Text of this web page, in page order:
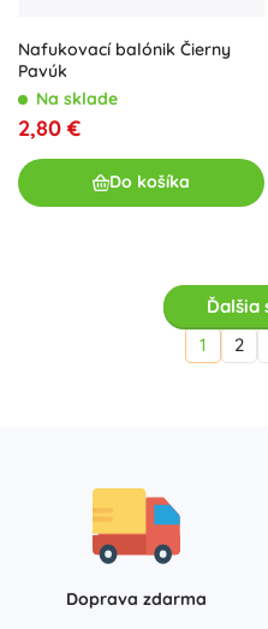
Nafukovací balónik Čierny
Pavúk
Na sklade
2,80 €
Do košíka
Ďalšia
1
2
Doprava zdarma